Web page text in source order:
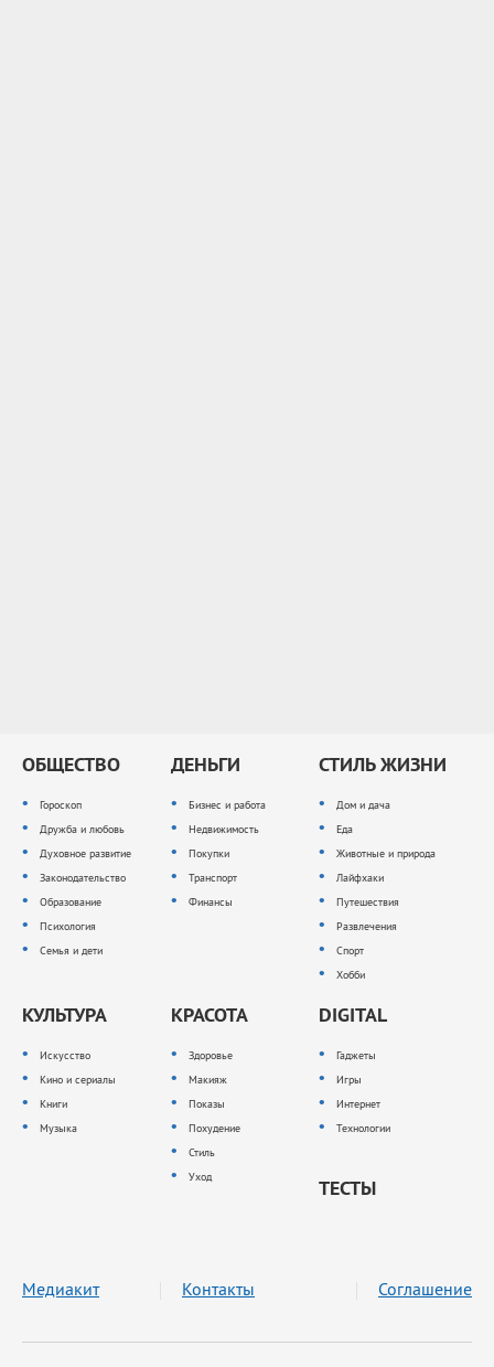
ОБЩЕСТВО
Гороскоп
Дружба и любовь
Духовное развитие
Законодательство
Образование
Психология
Семья и дети
ДЕНЬГИ
Бизнес и работа
Недвижимость
Покупки
Транспорт
Финансы
СТИЛЬ ЖИЗНИ
Дом и дача
Еда
Животные и природа
Лайфхаки
Путешествия
Развлечения
Спорт
Хобби
КУЛЬТУРА
Искусство
Кино и сериалы
Книги
Музыка
КРАСОТА
Здоровье
Макияж
Показы
Похудение
Стиль
Уход
DIGITAL
Гаджеты
Игры
Интернет
Технологии
ТЕСТЫ
Медиакит Контакты Соглашение